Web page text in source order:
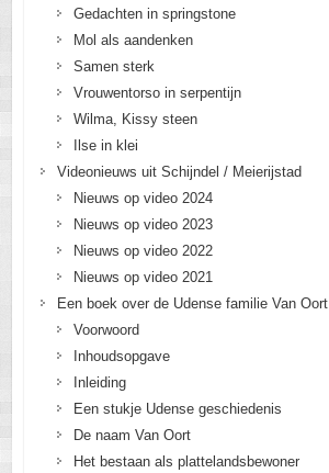
Gedachten in springstone
Mol als aandenken
Samen sterk
Vrouwentorso in serpentijn
Wilma, Kissy steen
Ilse in klei
Videonieuws uit Schijndel / Meierijstad
Nieuws op video 2024
Nieuws op video 2023
Nieuws op video 2022
Nieuws op video 2021
Een boek over de Udense familie Van Oort
Voorwoord
Inhoudsopgave
Inleiding
Een stukje Udense geschiedenis
De naam Van Oort
Het bestaan als plattelandsbewoner